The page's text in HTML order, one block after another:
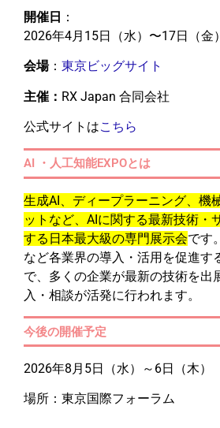
開催日 ：
2026年4月15日（水）〜17日（金）
会場： 東京ビッグサイト
主催： RX Japan 合同会社
公式サイトはこちら
AI ・人工知能EXPOとは
生成AI、ディープラーニング、機
ットなど、AIに関する最新技術・
する日本最大級の専門展示会です
など各業界の導入・活用を促進す
で、多くの企業が最新の技術を出
入・相談が活発に行われます。
今後の開催予定
2026年8月5日（水）～6日（木）
場所：東京国際フォーラム